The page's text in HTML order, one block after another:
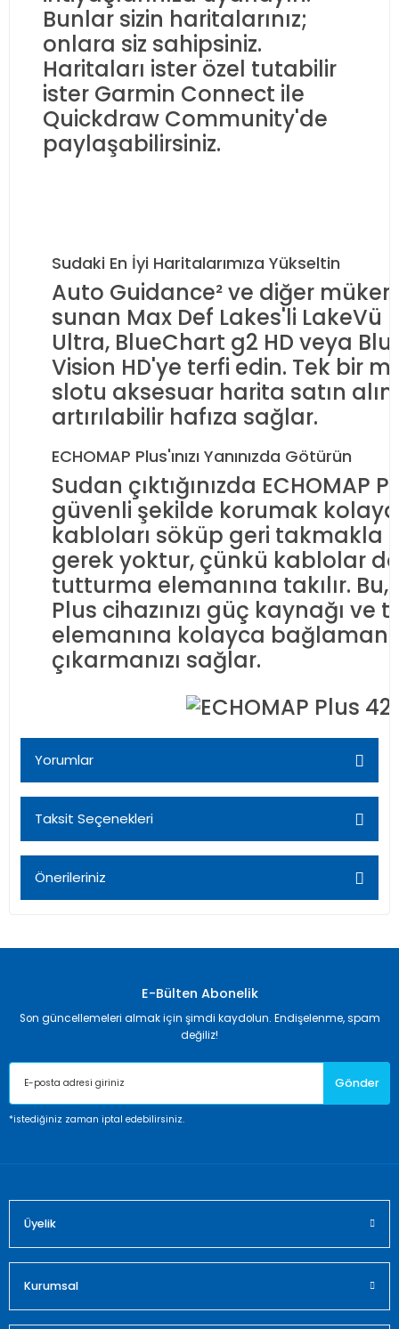
Bunlar sizin haritalarınız;
onlara siz sahipsiniz.
Haritaları ister özel tutabilir
ister Garmin Connect ile
Quickdraw Community'de
paylaşabilirsiniz.
Sudaki En İyi Haritalarımıza Yükseltin
Auto Guidance² ve diğer
sunan Max Def Lakes'li LakeVü
Ultra, BlueChart g2 HD veya
Vision HD'ye terfi edin. Tek bir
slotu aksesuar harita satın
artırılabilir hafıza sağlar.
ECHOMAP Plus'ınızı Yanınızda Götürün
Sudan çıktığınızda ECHOMAP
güvenli şekilde korumak
kabloları söküp geri takmakla
gerek yoktur, çünkü kablolar
tutturma elemanına takılır. Bu,
Plus cihazınızı güç kaynağı ve
elemanına kolayca
çıkarmanızı sağlar.
Yorumlar
Taksit Seçenekleri
Önerileriniz
Ürün resmi kalitesiz, bozuk veya görüntülenemiyor.
Ürün açıklamasında eksik bilgiler bulunuyor.
Bu ürüne benzer farklı alternatifler olmalı.
E-Bülten Abonelik
Son güncellemeleri almak için şimdi kaydolun. Endişelenme, spam
değiliz!
Gönder
*istediğiniz zaman iptal edebilirsiniz.
Üyelik
Kurumsal